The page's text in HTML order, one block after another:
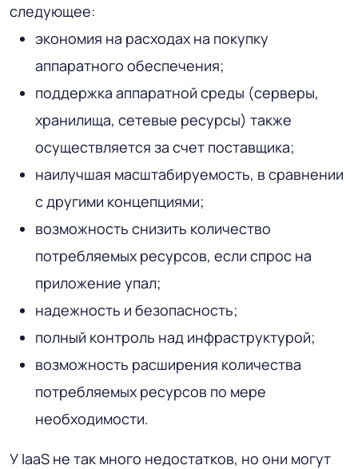
следующее:
экономия на расходах на покупку
аппаратного обеспечения;
поддержка аппаратной среды (серверы,
хранилища, сетевые ресурсы) также
осуществляется за счет поставщика;
наилучшая масштабируемость, в сравнении
с другими концепциями;
возможность снизить количество
потребляемых ресурсов, если спрос на
приложение упал;
надежность и безопасность;
полный контроль над инфраструктурой;
возможность расширения количества
потребляемых ресурсов по мере
необходимости.
У IaaS не так много недостатков, но они могут